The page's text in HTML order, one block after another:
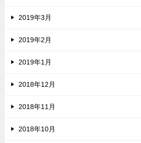
2019年3月
2019年2月
2019年1月
2018年12月
2018年11月
2018年10月